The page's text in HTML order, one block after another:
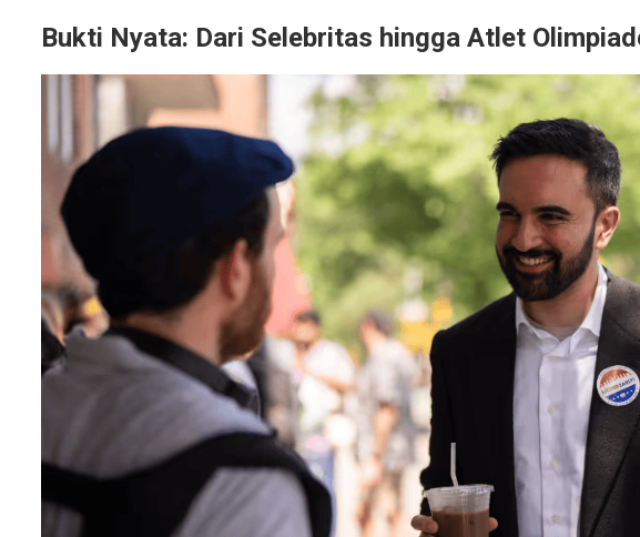
Bukti Nyata: Dari Selebritas hingga Atlet